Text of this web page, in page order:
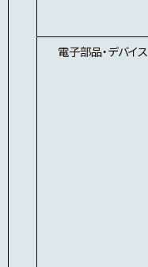
電子部品・デバイス